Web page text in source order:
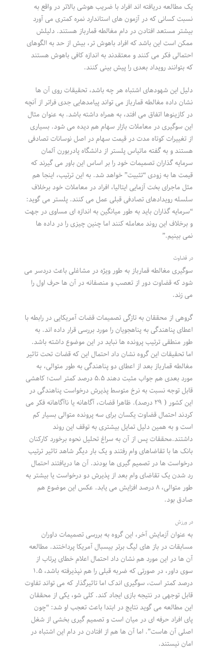
یک مطالعه دریافته اند افراد با ضریب هوشی بالاتر در واقع به
نسبت کسانی که در آزمون های استاندارد نمره کمتری می آورد
بیشتر مستعد افتادن در دام مغالطه قمارباز هستند. دلیلش
ممکن است این باشد که افراد باهوش تر، بیش از حد به الگوهای
احتمالی فکر می کنند و معتقدند به اندازه کافی باهوش هستند
که بتوانند رویداد بعدی را پیش بینی کنند.
دلیل این شهودهای اشتباه هر چه باشد، تحقیقات روی آن ها
نشان داده مغالطه قمارباز می تواند پیامدهایی جدی فراتر از آنچه
در کازینوها اتفاق می افتد، به همراه داشته باشد. به عنوان مثال
این سوگیری در معاملات بازار سهام هم دیده می شود. بسیاری
از تغییرات کوتاه مدت در قیمت سهام در اصل نوسانات تصادفی
هستند و به گفته ماتیاس پلستر از دانشگاه پادربورن آلمان
سرمایه گذاران تصمیمات خود را بر اساس این باور می گیرند که
قیمت ها به زودی “تثبیت” خواهد شد. به این ترتیب، اینجا هم
مثل ماجرای بخت آزمایی ایتالیا، افراد در معاملات خود برخلاف
سلسله رویدادهای تصادفی قبلی عمل می کنند. پلستر می گوید:
“سرمایه گذاران باید به طور میانگین به اندازه ای مساوی در جهت
و برخلاف این روند معامله کنند اما چنین چیزی را در داده ها
نمی بینیم.”
در قضاوت
سوگیری مغالطه قمارباز به طور ویژه در مشاغلی باعث دردسر می
شود که قضاوت دور از تعصب و منصفانه در آن ها حرف اول را
می زند.
گروهی از محققان به تازگی تصمیمات قضات آمریکایی در رابطه با
اعطای پناهندگی به پناهجویان را مورد بررسی قرار داده اند. به
طور منطقی ترتیب پرونده ها نباید در این موضوع داشته باشد.
اما تحقیقات این گروه نشان داد احتمال این که قضات تحت تاثیر
مغالطه قمارباز بعد از اعطای دو پناهندگی به طور متوالی، به
مورد بعدی هم جواب مثبت دهند ۵.۵ درصد کمتر است؛ کاهشی
قابل توجه نسبت به نرخ متوسط پذیرش درخواست پناهندگی در
این کشور ( ۲۹ درصد). ظاهرا قضات، آگاهانه یا ناآگاهانه فکر می
کردند احتمال قضاوت یکسان برای سه پرونده متوالی بسیار کم
است و به همین دلیل تمایل بیشتری به توقف این روند
داشتند.محققات پس از آن به سراغ تحلیل نحوه برخورد کارکنان
بانک ها با تقاضاهای وام رفتند و یک بار دیگر شاهد تاثیر ترتیب
درخواست ها در تصمیم گیری ها بودند. آن ها دریافتند احتمال
رد شدن یک تقاضای وام بعد از پذیرش دو درخواست یا بیشتر به
طور متوالی، ۸ درصد افزایش می یابد. عکس این موضوع هم
صادق بود.
در ورزش
به عنوان آزمایش آخر، این گروه به بررسی تصمیمات داوران
مسابقات در باز های لیگ برتر بیسبال آمریکا پرداختند. مطالعه
آن ها در این مورد هم نشان داد احتمال اعلام خطای پرتاب از
سوی داور، در صورتی که ضربه قبلی را هم نپذیرفته باشد، ۱.۵
درصد کمتر است، سوگیری اندک اما تاثیرگذار که می تواند تفاوت
قابل توجهی در نتیجه بازی ایجاد کند. کلی شو، یکی از محققان
این مطالعه می گوید نتایج در ابتدا باعث تعجب او شد: “چون
پای افراد حرفه ای در میان است و تصمیم گیری بخشی از شغل
اصلی آن هاست”. اما آن ها هم از افتادن در دام این اشتباه در
امان نیستند.